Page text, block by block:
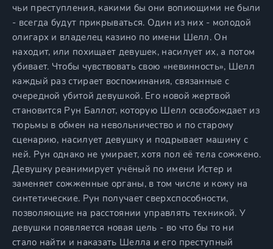
чьи преступления, какими бы они вопиющими не были
- всегда будут прикрываться. Один из них - молодой
олигарх и владелец казино по имени Шелл. Он
находит, или похищает девушек, насилует их, а потом
убивает. Чтобы чувствовать свою «невинность», Шелл
каждый раз стирает воспоминания, связанные с
очередной убитой девушкой. Его новой жертвой
становится Рун Баллот, которую Шелл освобождает из
тюрьмы в обмен на невольничество и по старому
сценарию, насилует девушку и подрывает машину с
ней. Рун однако не умирает, хотя пол её тела сожжено.
Девушку реанимирует учёный по имени Истер и
заменяет сожженные органы, в том числе и кожу на
синтетические. Рун получает сверхспособности,
позволяющие на расстоянии управлять техникой. У
девушки появляется новая цель - во что бы то ни
стало найти и наказать Шелла и его преступный